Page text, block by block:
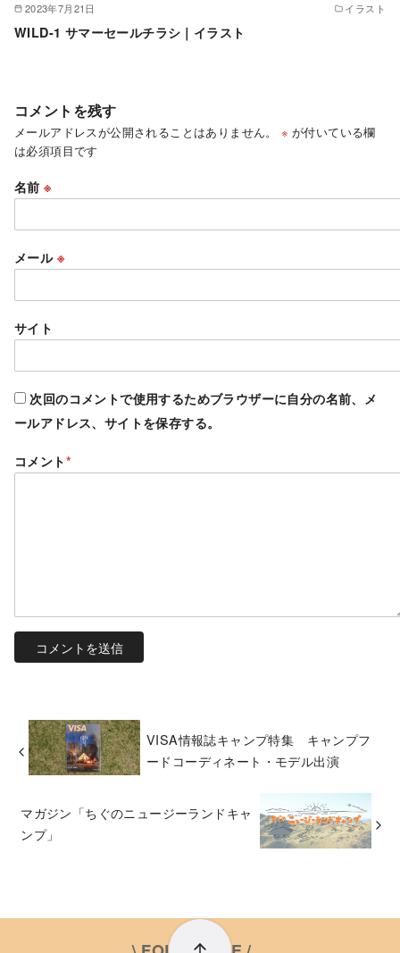
2023年7月21日 イラスト
WILD-1 サマーセールチラシ｜イラスト
コメントを残す
メールアドレスが公開されることはありません。 ※ が付いている欄
は必須項目です
名前※
メール ※
サイト
次回のコメントで使用するためブラウザーに自分の名前、メ
ールアドレス、サイトを保存する。
コメント*
VISA情報誌キャンプ特集 キャンプフ
ードコーディネート・モデル出演
マガジン「ちぐのニュージーランドキャ
ンプ」